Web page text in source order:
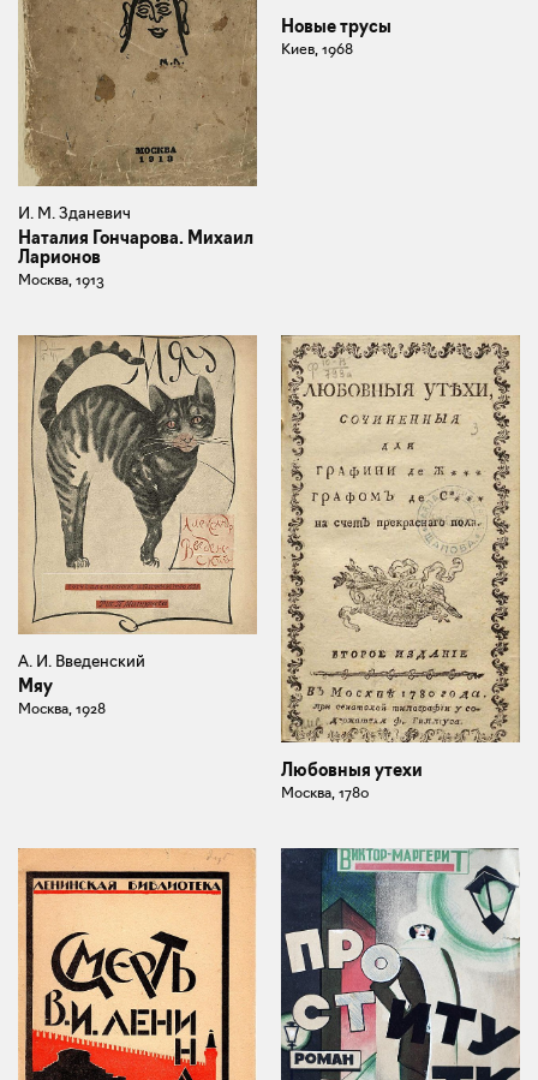
И. М. Зданевич
Наталия Гончарова. Михаил
Ларионов
Москва, 1913
Новые трусы
Киев, 1968
А. И. Введенский
Мяу
Москва, 1928
Любовныя утехи
Москва, 1780